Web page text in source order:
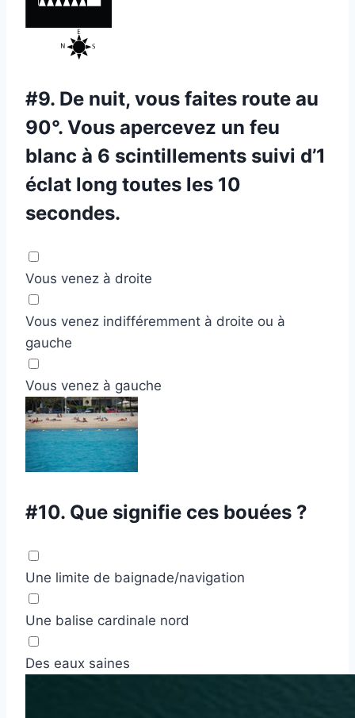
#9. De nuit, vous faites route au
90°. Vous apercevez un feu
blanc à 6 scintillements suivi d’1
éclat long toutes les 10
secondes.
Vous venez à droite
Vous venez indifféremment à droite ou à
gauche
Vous venez à gauche
#10. Que signifie ces bouées ?
Une limite de baignade/navigation
Une balise cardinale nord
Des eaux saines